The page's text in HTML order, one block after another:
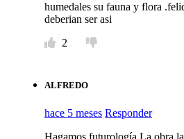
humedales su fauna y flora
deberian ser asi
2
ALFREDO
hace 5 meses Responder
Hagamos futurología La obra